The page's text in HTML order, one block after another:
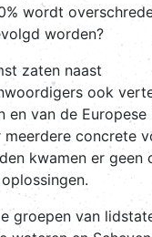
wordt
worden?
zaten naast
ook
en van de Europese
meerdere concrete
kwamen er geen
groepen van